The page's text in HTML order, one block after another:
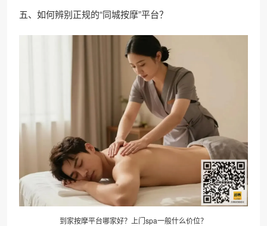
五、如何辨别正规的“同城按摩”平台？
到家按摩平台哪家好？上门spa一般什么价位？